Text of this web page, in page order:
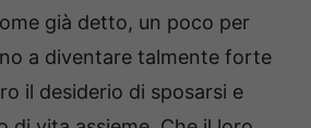
già detto, un poco per
a diventare talmente forte
il desiderio di sposarsi e